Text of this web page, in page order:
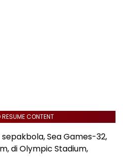
CONTENT
Sea Games-32,
di Olympic Stadium,